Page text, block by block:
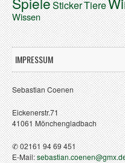
StickerTiere
Wissen
IMPRESSUM
Sebastian Coenen
Eickenerstr.71
41061 Mönchengladbach
✆ 02161 94 69 451
E-Mail: